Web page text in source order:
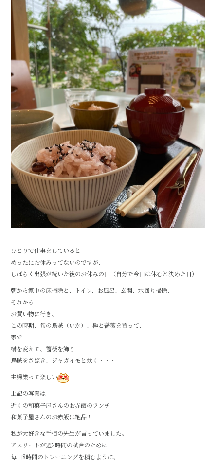
ひとりで仕事をしていると
めったにお休みってないのですが、
しばらく出張が続いた後のお休みの日（自分で今日は休むと決めた日）
朝から家中の床掃除と、トイレ、お風呂、玄関、水回り掃除、
それから
お買い物に行き、
この時期、旬の烏賊（いか）、榊と薔薇を買って、
家で
榊を変えて、薔薇を飾り
烏賊をさばき、ジャガイモと炊く・・・
主婦業って楽しい
上記の写真は
近くの和菓子屋さんのお赤飯のランチ
和菓子屋さんのお赤飯は絶品！
私が大好きな手相の先生が言っていました。
アスリートが週2時間の試合のために
毎日8時間のトレーニングを積むように、